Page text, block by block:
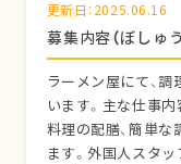
更新日：2025.06.16
募集内容（ぼしゅ
ラーメン屋にて、
います。主な仕事内
料理の配膳、簡単な
ます。外国人スタ